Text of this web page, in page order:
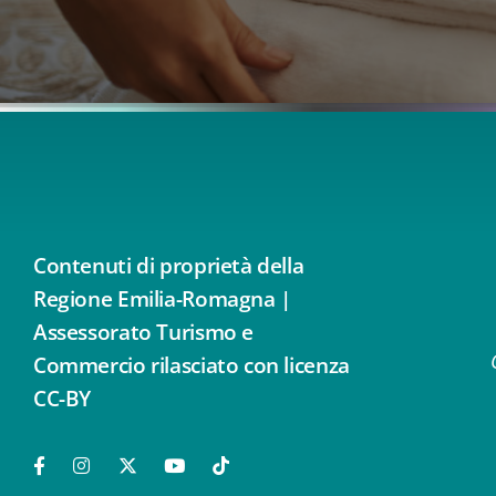
Contenuti di proprietà della
Regione Emilia-Romagna |
Assessorato Turismo e
Commercio rilasciato con licenza
CC-BY